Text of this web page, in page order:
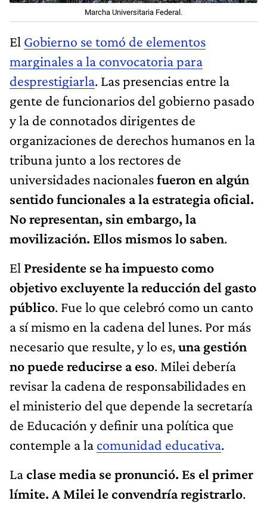
Marcha Universitaria Federal.
El Gobierno se tomó de elementos
marginales a la convocatoria para
desprestigiarla. Las presencias entre la
gente de funcionarios del gobierno pasado
y la de connotados dirigentes de
organizaciones de derechos humanos en la
tribuna junto a los rectores de
universidades nacionalesfueron en algún
sentido funcionales a la estrategia oficial.
No representan, sin embargo, la
movilización. Ellos mismos lo saben.
El Presidente se ha impuesto como
objetivo excluyente la reducción del gasto
público. Fue lo que celebró como un canto
a sí mismo en la cadena del lunes. Por más
necesario que resulte, y lo es,una gestión
no puede reducirse a eso. Milei debería
revisar la cadena de responsabilidades en
el ministerio del que depende la secretaría
de Educación y definir una política que
contemple a la comunidad educativa.
Laclase media se pronunció. Es el primer
límite. A Milei le convendría registrarlo.